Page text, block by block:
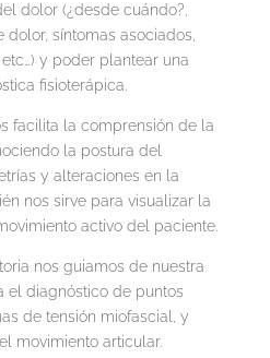
dolor (¿desde cuándo?,
síntomas asociados,
y poder plantear una
fisioterápica.
facilita la comprensión de la
la postura del
y alteraciones en la
nos sirve para visualizar la
activo del paciente.
nos guiamos de nuestra
el diagnóstico de puntos
de tensión miofascial, y
movimiento articular.